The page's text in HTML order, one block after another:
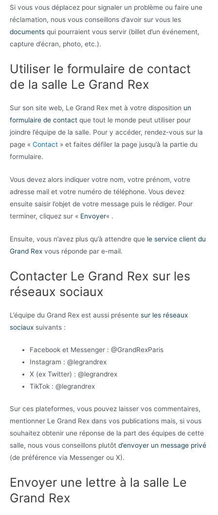
Si vous vous déplacez pour signaler un problème ou faire une
réclamation, nous vous conseillons d’avoir sur vous les
documents qui pourraient vous servir (billet d’un événement,
capture d’écran, photo, etc.).
Utiliser le formulaire de contact
de la salle Le Grand Rex
Sur son site web, Le Grand Rex met à votre disposition un
formulaire de contact que tout le monde peut utiliser pour
joindre l’équipe de la salle. Pour y accéder, rendez-vous sur la
page « Contact » et faites défiler la page jusqu’à la partie du
formulaire.
Vous devez alors indiquer votre nom, votre prénom, votre
adresse mail et votre numéro de téléphone. Vous devez
ensuite saisir l’objet de votre message puis le rédiger. Pour
terminer, cliquez sur « Envoyer« .
Ensuite, vous n’avez plus qu’à attendre que le service client du
Grand Rex vous réponde par e-mail.
Contacter Le Grand Rex sur les
réseaux sociaux
L’équipe du Grand Rex est aussi présente sur les réseaux
sociaux suivants :
Facebook et Messenger : @GrandRexParis
Instagram : @legrandrex
X (ex Twitter) : @legrandrex
TikTok : @legrandrex
Sur ces plateformes, vous pouvez laisser vos commentaires,
mentionner Le Grand Rex dans vos publications mais, si vous
souhaitez obtenir une réponse de la part des équipes de cette
salle, nous vous conseillons plutôt d’envoyer un message privé
(de préférence via Messenger ou X).
Envoyer une lettre à la salle Le
Grand Rex